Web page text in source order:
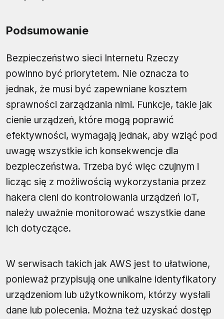
Podsumowanie
Bezpieczeństwo sieci Internetu Rzeczy
powinno być priorytetem. Nie oznacza to
jednak, że musi być zapewniane kosztem
sprawności zarządzania nimi. Funkcje, takie jak
cienie urządzeń, które mogą poprawić
efektywności, wymagają jednak, aby wziąć pod
uwagę wszystkie ich konsekwencje dla
bezpieczeństwa. Trzeba być więc czujnym i
licząc się z możliwością wykorzystania przez
hakera cieni do kontrolowania urządzeń IoT,
należy uważnie monitorować wszystkie dane
ich dotyczące.
W serwisach takich jak AWS jest to ułatwione,
ponieważ przypisują one unikalne identyfikatory
urządzeniom lub użytkownikom, którzy wysłali
dane lub polecenia. Można też uzyskać dostęp